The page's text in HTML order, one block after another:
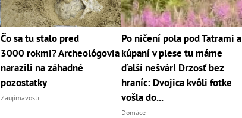
Čo sa tu stalo pred
3000 rokmi? Archeológovia
narazili na záhadné
pozostatky
Zaujímavosti
Po ničení pola pod Tatrami a
kúpaní v plese tu máme
ďalší nešvár! Drzosť bez
hraníc: Dvojica kvôli fotke
vošla do...
Domáce